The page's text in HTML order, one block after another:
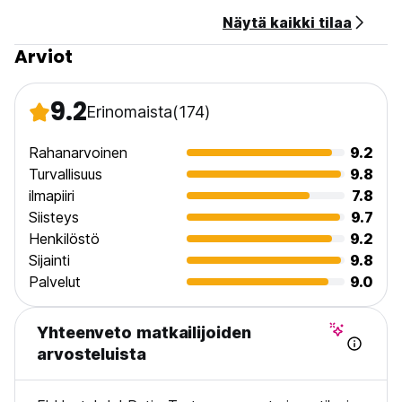
Näytä kaikki tilaa
Arviot
9.2Erinomaista(174)
Rahanarvoinen
9.2
Turvallisuus
9.8
ilmapiiri
7.8
Siisteys
9.7
Henkilöstö
9.2
Sijainti
9.8
Palvelut
9.0
Yhteenveto matkailijoiden
arvosteluista